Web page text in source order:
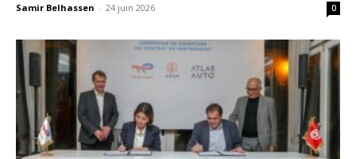
Samir Belhassen - 24 juin 2026 0